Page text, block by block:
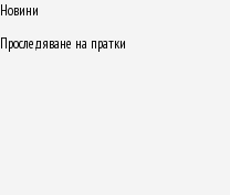
Новини
Проследяване на пратки